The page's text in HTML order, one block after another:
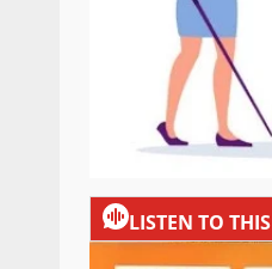
LISTEN TO THIS